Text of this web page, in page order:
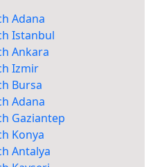
Adana
Istanbul
Ankara
Izmir
Bursa
Adana
Gaziantep
Konya
Antalya